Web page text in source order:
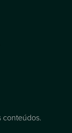
conteúdos.